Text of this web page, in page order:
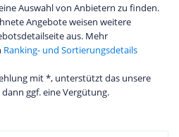
Auswahl von Anbietern zu finden.
Angebote weisen weitere
aus. Mehr
Ranking- und Sortierungsdetails
mit *, unterstützt das unsere
ggf. eine Vergütung.